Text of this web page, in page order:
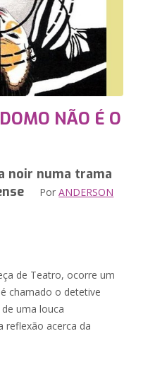
NÃO É O
noir numa trama
PorANDERSON
de Teatro, ocorre um
chamado o detetive
uma louca
reflexão acerca da